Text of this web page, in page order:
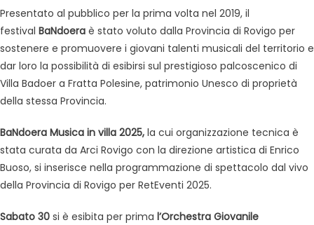
Presentato al pubblico per la prima volta nel 2019, il
festival BaNdoera è stato voluto dalla Provincia di Rovigo per
sostenere e promuovere i giovani talenti musicali del territorio e
dar loro la possibilità di esibirsi sul prestigioso palcoscenico di
Villa Badoer a Fratta Polesine, patrimonio Unesco di proprietà
della stessa Provincia.
BaNdoera Musica in villa 2025, la cui organizzazione tecnica è
stata curata da Arci Rovigo con la direzione artistica di Enrico
Buoso, si inserisce nella programmazione di spettacolo dal vivo
della Provincia di Rovigo per RetEventi 2025.
Sabato 30 si è esibita per prima l’Orchestra Giovanile